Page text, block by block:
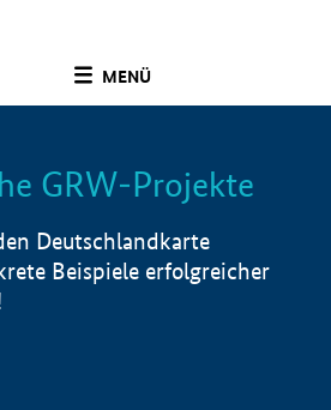
MENÜ
Info
GRW-Projekte
Deutschlandkarte
Beispiele erfolgreicher